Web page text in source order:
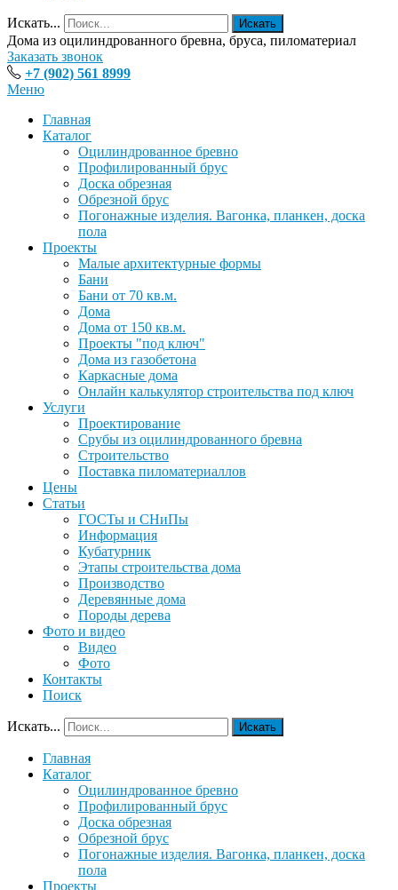
Искать... Искать
Дома из оцилиндрованного бревна, бруса, пиломатериал
Заказать звонок
+7 (902) 561 8999
Меню
Главная
Каталог
Оцилиндрованное бревно
Профилированный брус
Доска обрезная
Обрезной брус
Погонажные изделия. Вагонка, планкен, доска
пола
Проекты
Малые архитектурные формы
Бани
Бани от 70 кв.м.
Дома
Дома от 150 кв.м.
Проекты "под ключ"
Дома из газобетона
Каркасные дома
Онлайн калькулятор строительства под ключ
Услуги
Проектирование
Срубы из оцилиндрованного бревна
Строительство
Поставка пиломатериаллов
Цены
Статьи
ГОСТы и СНиПы
Информация
Кубатурник
Этапы строительства дома
Производство
Деревянные дома
Породы дерева
Фото и видео
Видео
Фото
Контакты
Поиск
Искать... Искать
Главная
Каталог
Оцилиндрованное бревно
Профилированный брус
Доска обрезная
Обрезной брус
Погонажные изделия. Вагонка, планкен, доска
пола
Проекты